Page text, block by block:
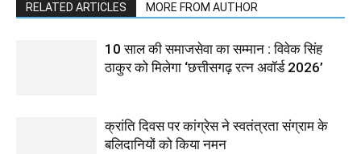
RELATED ARTICLES MORE FROM AUTHOR
10 साल की समाजसेवा का सम्मान : विवेक सिंह
ठाकुर को मिलेगा ‘छत्तीसगढ़ रत्न अवॉर्ड 2026’
क्रांति दिवस पर कांग्रेस ने स्वतंत्रता संग्राम के
बलिदानियों को किया नमन